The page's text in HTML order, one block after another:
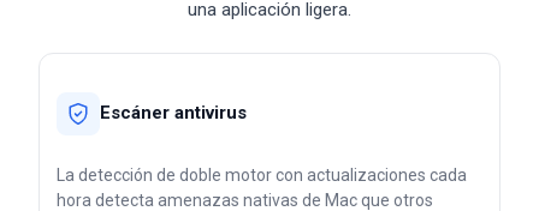
una aplicación ligera.
Escáner antivirus
La detección de doble motor con actualizaciones cada
hora detecta amenazas nativas de Mac que otros